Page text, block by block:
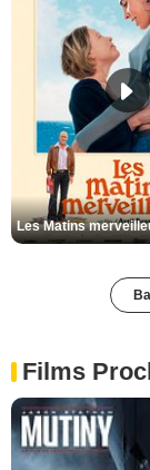
Films